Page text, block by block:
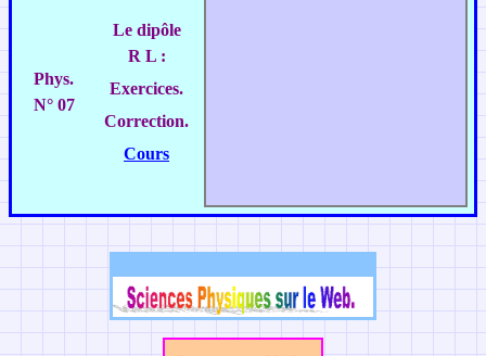
Phys.
N° 07
Le dipôle
R L :
Exercices.
Correction.
Cours